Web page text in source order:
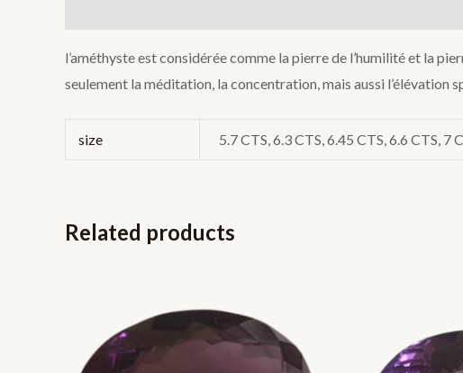
l’améthyste est considérée comme la pierre de l’humilité et la
seulement la méditation, la concentration, mais aussi l’élévation
size 5.7 CTS, 6.3 CTS, 6.45 CTS, 6.6 CTS, 7
Related products